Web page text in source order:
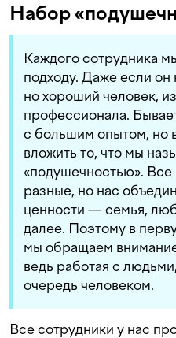
Набор
Каждого сотрудника
подходу. Даже если
но хороший человек,
профессионала.
с большим опытом, но
вложить то, что мы
«подушечностью».
разные, но нас
ценности — семья,
далее. Поэтому в
мы обращаем
ведь работая с
очередь человеком.
Все сотрудники у нас